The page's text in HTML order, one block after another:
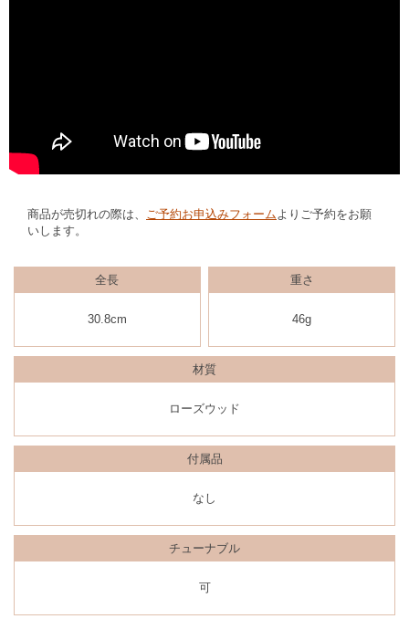
商品が売切れの際は、 ご予約お申込みフォームよりご予約をお願
いします。
全長
30.8cm
重さ
46g
材質
ローズウッド
付属品
なし
チューナブル
可